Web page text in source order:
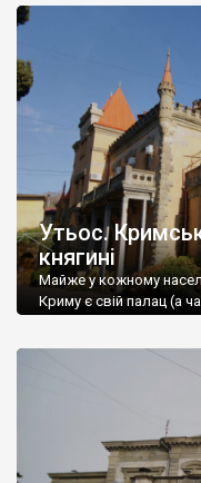
Утьос.
княгині
Майже у кожному
Криму є свій палац (а